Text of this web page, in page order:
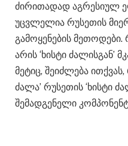
ძირითადად აგრესიულ
უცვლელია რუსეთის
გამოყენების
არის ‘ხისტი ძალისგან’
მეტიც, შეიძლება
ძალა’ რუსეთის ‘ხისტი
შემადგენელი